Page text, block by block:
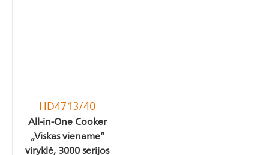
HD4713/40
All-in-One Cooker
„Viskas viename“
viryklė, 3000 serijos